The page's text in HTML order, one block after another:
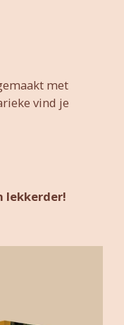
met
vind je
lekkerder!